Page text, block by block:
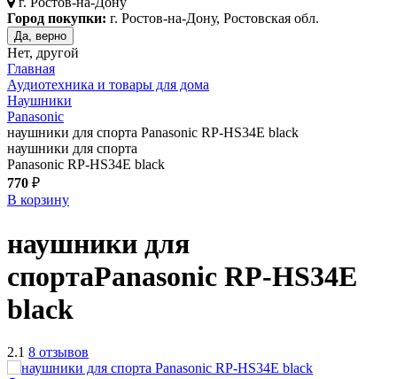
Город покупки: г. Ростов-на-Дону, Ростовская обл.
Да, верно
Нет, другой
Главная
Аудиотехника и товары для дома
Наушники
Panasonic
наушники для спорта Panasonic RP-HS34E black
наушники для спорта
Panasonic RP-HS34E black
770 ₽
В корзину
наушники для
спортаPanasonic RP-HS34E
black
2.1 8 отзывов